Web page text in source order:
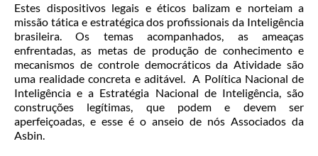
Estes dispositivos legais e éticos balizam e norteiam a
missão tática e estratégica dos profissionais da Inteligência
brasileira. Os temas acompanhados, as ameaças
enfrentadas, as metas de produção de conhecimento e
mecanismos de controle democráticos da Atividade são
uma realidade concreta e aditável. A Política Nacional de
Inteligência e a Estratégia Nacional de Inteligência, são
construções legítimas, que podem e devem ser
aperfeiçoadas, e esse é o anseio de nós Associados da
Asbin.